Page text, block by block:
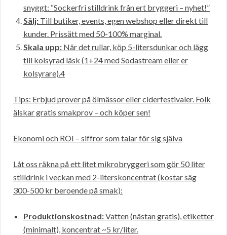
snyggt: “Sockerfri stilldrink från ert bryggeri – nyhet!”
Sälj: Till butiker, events, egen webshop eller direkt till
kunder. Prissätt med 50-100% marginal.
Skala upp: När det rullar, köp 5-litersdunkar och lägg
till kolsyrad läsk (1+24 med Sodastream eller er
kolsyrare).4
Tips: Erbjud prover på ölmässor eller ciderfestivaler. Folk
älskar gratis smakprov – och köper sen!
Ekonomi och ROI – siffror som talar för sig själva
Låt oss räkna på ett litet mikrobryggeri som gör 50 liter
stilldrink i veckan med 2-literskoncentrat (kostar säg
300-500 kr beroende på smak):
Produktionskostnad:Vatten (nästan gratis), etiketter
(minimalt), koncentrat ~5 kr/liter.